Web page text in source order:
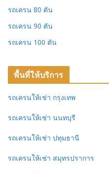
รถเครน 80 ตัน
รถเครน 90 ตัน
รถเครน 100 ตัน
พื้นที่ให้บริการ
รถเครนให้เช่า กรุงเทพ
รถเครนให้เช่า นนทบุรี
รถเครนให้เช่า ปทุมธานี
รถเครนให้เช่า สมุทรปราการ